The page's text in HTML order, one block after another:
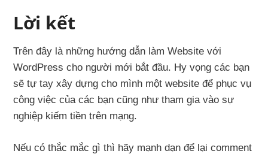
Lời kết
Trên đây là những hướng dẫn làm Website với
WordPress cho người mới bắt đầu. Hy vọng các bạn
sẽ tự tay xây dựng cho mình một website để phục vụ
công việc của các bạn cũng như tham gia vào sự
nghiệp kiếm tiền trên mạng.
Nếu có thắc mắc gì thì hãy mạnh dạn để lại comment